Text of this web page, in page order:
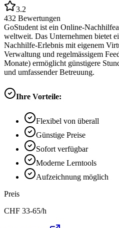
3.2
432 Bewertungen
GoStudent ist ein Online-
weltweit. Das Unternehmen bietet
Nachhilfe-Erlebnis mit eigenem
Verwaltung und regelmässigem
Monate) ermöglicht günstigere
und umfassender Betreuung.
Ihre Vorteile:
Flexibel von überall
Günstige Preise
Sofort verfügbar
Moderne Lerntools
Aufzeichnung möglich
Preis
CHF 33-65/h